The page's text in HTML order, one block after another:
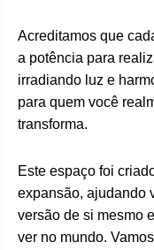
Acreditamos que
a potência para
irradiando luz e
para quem você
transforma.
Este espaço foi
expansão, ajudando
versão de si mesmo
ver no mundo.